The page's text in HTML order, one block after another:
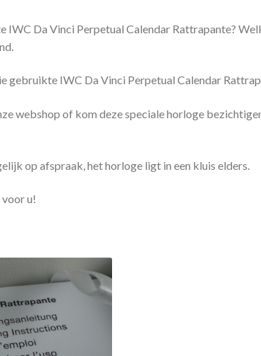
IWC Da Vinci Perpetual Calendar Rattrapante?
gebruikte IWC Da Vinci Perpetual Calendar
webshop of kom deze speciale horloge
op afspraak, het horloge ligt in een kluis elders.
u!